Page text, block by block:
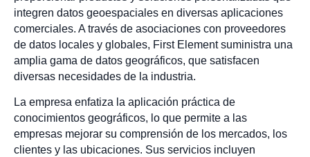
integren datos geoespaciales en diversas aplicaciones
comerciales. A través de asociaciones con proveedores
de datos locales y globales, First Element suministra una
amplia gama de datos geográficos, que satisfacen
diversas necesidades de la industria.
La empresa enfatiza la aplicación práctica de
conocimientos geográficos, lo que permite a las
empresas mejorar su comprensión de los mercados, los
clientes y las ubicaciones. Sus servicios incluyen